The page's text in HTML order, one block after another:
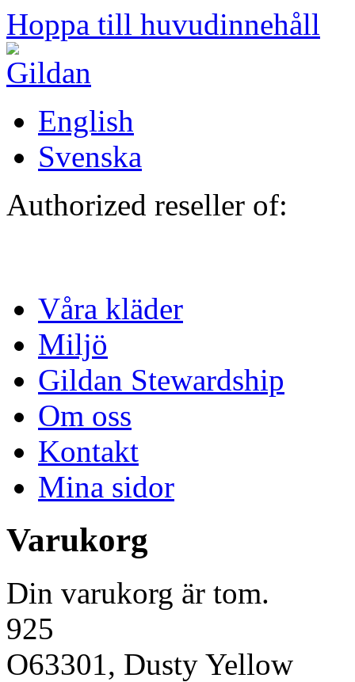
Hoppa till huvudinnehåll
English
Svenska
Authorized reseller of:
Våra kläder
Miljö
Gildan Stewardship
Om oss
Kontakt
Mina sidor
Varukorg
Din varukorg är tom.
925
O63301, Dusty Yellow